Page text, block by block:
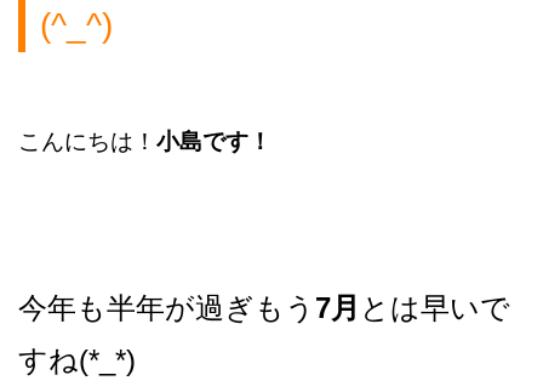
(^_^)
こんにちは！ 小島です！
今年も半年が過ぎもう 7月 とは早いで
すね(*_*)